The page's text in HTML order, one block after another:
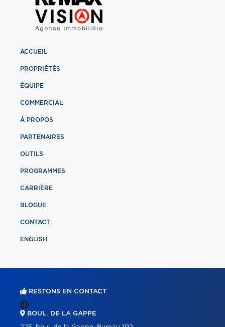
ACCUEIL
PROPRIÉTÉS
ÉQUIPE
COMMERCIAL
À PROPOS
PARTENAIRES
OUTILS
PROGRAMMES
CARRIÈRE
BLOGUE
CONTACT
ENGLISH
RESTONS EN CONTACT
BOUL. DE LA GAPPE